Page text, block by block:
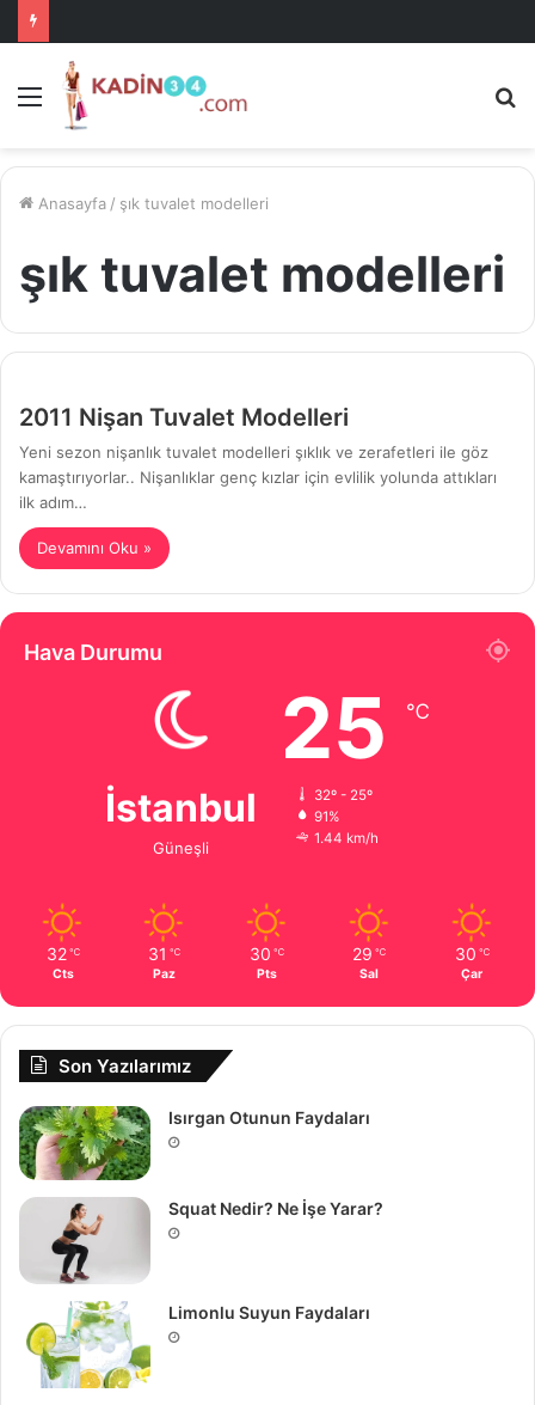
Menü
Anasayfa / şık tuvalet modelleri
şık tuvalet modelleri
2011 Nişan Tuvalet Modelleri
Yeni sezon nişanlık tuvalet modelleri şıklık ve zerafetleri ile göz
kamaştırıyorlar.. Nişanlıklar genç kızlar için evlilik yolunda attıkları
ilk adım…
Devamını Oku »
Hava Durumu
İstanbul
Güneşli
25 ℃
32º - 25º
91%
1.44 km/h
32 ℃
Cts
31 ℃
Paz
30 ℃
Pts
29 ℃
Sal
30 ℃
Çar
Son Yazılarımız
Isırgan Otunun Faydaları
Squat Nedir? Ne İşe Yarar?
Limonlu Suyun Faydaları